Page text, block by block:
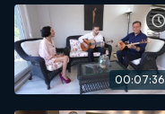
00:07:36